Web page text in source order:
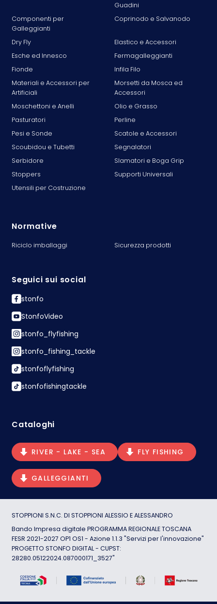
Guadini
Componenti per
Galleggianti
Coprinodo e Salvanodo
Dry Fly
Elastico e Accessori
Esche ed Innesco
Fermagalleggianti
Fionde
Infila Filo
Materiali e Accessori per
Artificiali
Morsetti da Mosca ed
Accessori
Moschettoni e Anelli
Olio e Grasso
Pasturatori
Perline
Pesi e Sonde
Scatole e Accessori
Scoubidou e Tubetti
Segnalatori
Serbidore
Slamatori e Boga Grip
Stoppers
Supporti Universali
Utensili per Costruzione
Normative
Riciclo imballaggi Sicurezza prodotti
Seguici sui social
stonfo
StonfoVideo
stonfo_flyfishing
stonfo_fishing_tackle
stonfoflyfishing
stonfofishingtackle
Cataloghi
RIVER - LAKE - SEA FLY FISHING
GALLEGGIANTI
STOPPIONI S.N.C. DI STOPPIONI ALESSIO E ALESSANDRO
Bando Impresa digitale PROGRAMMA REGIONALE TOSCANA
FESR 2021-2027 OP1 OS1 - Azione 1.1.3 "Servizi per l'innovazione"
PROGETTO STONFO DIGITAL - CUPST:
28280.05122024.087000171_3527"